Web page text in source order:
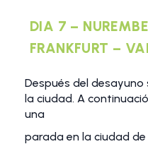
DIA 7 –
FRANKFURT –
Después del
la ciudad. A
una
parada en la ciudad